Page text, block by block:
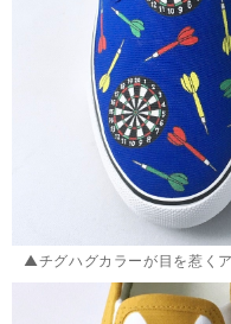
▲チグハグカラーが目を惹くア